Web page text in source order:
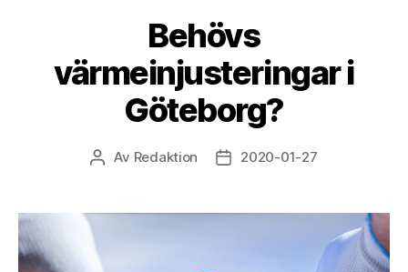
Behövs
värmeinjusteringar i
Göteborg?
Inläggsförfattare
Av Redaktion Inläggsdatum
2020-01-27